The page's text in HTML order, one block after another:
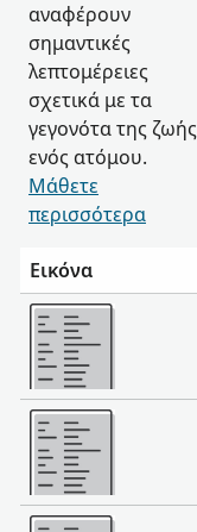
αναφέρουν
σημαντικές
λεπτομέρειες
σχετικά με τα
γεγονότα της ζωής
ενός ατόμου.
Μάθετε
περισσότερα
Εικόνα
Περισσότερα
Περισσότερα
Περισσότερα